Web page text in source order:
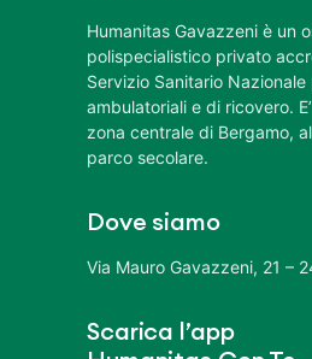
Humanitas Gavazzeni è un
polispecialistico privato
Servizio Sanitario
ambulatoriali e di ricovero.
zona centrale di Bergamo,
parco secolare.
Dove siamo
Via Mauro Gavazzeni, 21 –
Scarica l’app